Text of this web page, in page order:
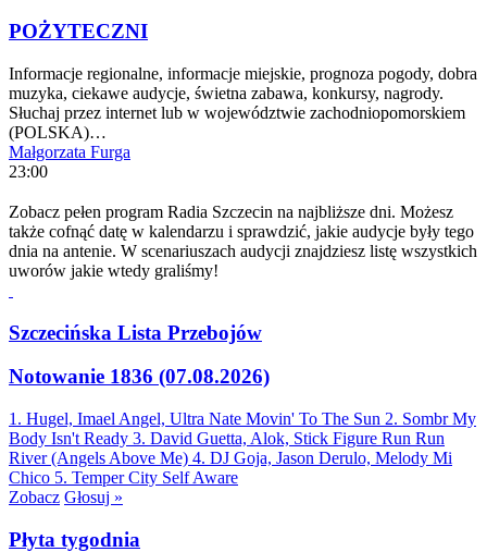
POŻYTECZNI
Informacje regionalne, informacje miejskie, prognoza pogody, dobra
muzyka, ciekawe audycje, świetna zabawa, konkursy, nagrody.
Słuchaj przez internet lub w województwie zachodniopomorskiem
(POLSKA)…
Małgorzata Furga
23:00
Zobacz pełen program Radia Szczecin na najbliższe dni. Możesz
także cofnąć datę w kalendarzu i sprawdzić, jakie audycje były tego
dnia na antenie. W scenariuszach audycji znajdziesz listę wszystkich
uworów jakie wtedy graliśmy!
Szczecińska Lista Przebojów
Notowanie 1836 (07.08.2026)
1. Hugel, Imael Angel, Ultra Nate Movin' To The Sun 2. Sombr My
Body Isn't Ready 3. David Guetta, Alok, Stick Figure Run Run
River (Angels Above Me) 4. DJ Goja, Jason Derulo, Melody Mi
Chico 5. Temper City Self Aware
Zobacz Głosuj »
Płyta tygodnia